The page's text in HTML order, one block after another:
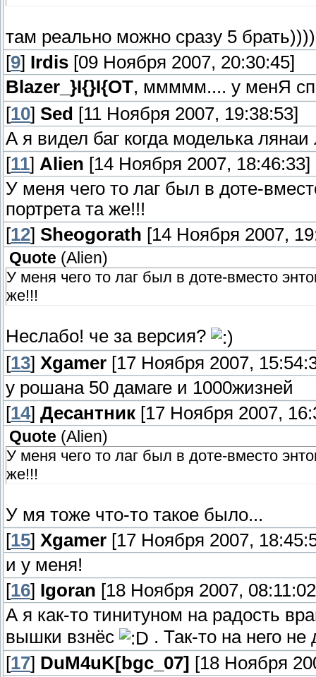
там реально можно сразу 5
[9] Irdis [09 Ноября 2007, 20:30:45]
Blazer_}I{}I{OT, ммммм.... у менЯ
[10] Sed [11 Ноября 2007, 19:38:53]
А я видел баг когда моделька лянаи
[11] Alien [14 Ноября 2007, 18:46:33]
У меня чего то лаг был в доте-
портрета та же!!!
[12] Sheogorath [14 Ноября 2007,
Quote (Alien)
У меня чего то лаг был в доте-вместо
же!!!
Неслабо! че за версия?
[13] Xgamer [17 Ноября 2007,
у рошана 50 дамаге и 1000жизней
[14] Десантник [17 Ноября 2007,
Quote (Alien)
У меня чего то лаг был в доте-вместо
же!!!
У мя тоже что-то такое было...
[15] Xgamer [17 Ноября 2007,
и у меня!
[16] Igoran [18 Ноября 2007,
А я как-то тинитуном на радость
вышки взнёс
. Так-то на него
[17] DuM4uK[bgc_07] [18 Ноября